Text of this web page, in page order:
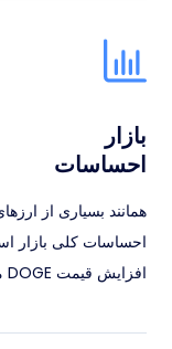
بازار
احساسات
احساسات کلی بازار
افزایش قیمت DOGE منجر می‌شوند.